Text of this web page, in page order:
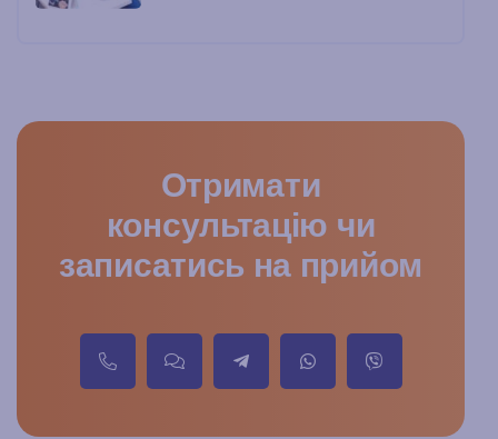
Отримати
консультацію чи
записатись на прийом